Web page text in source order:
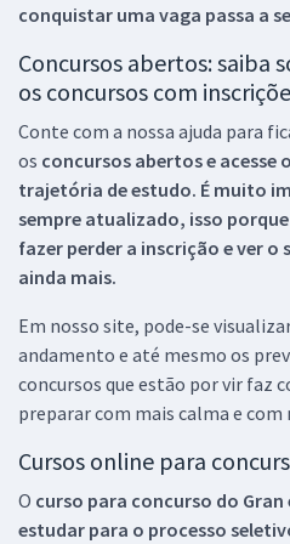
conquistar uma vaga passa a
Concursos abertos: saiba
os concursos com
Conte com a nossa ajuda para
os concursos abertos e acesse
trajetória de estudo. É muito
sempre atualizado, isso
fazer perder a inscrição e ver o
ainda mais.
Em nosso site, pode-se
andamento e até mesmo os
concursos que estão por vir faz
preparar com mais calma e
Cursos online para
O curso para concurso do
estudar para o processo